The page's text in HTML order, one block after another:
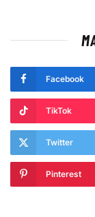
Facebook
TikTok
Twitter
Pinterest